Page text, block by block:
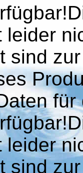
leider
sind
leider
sind